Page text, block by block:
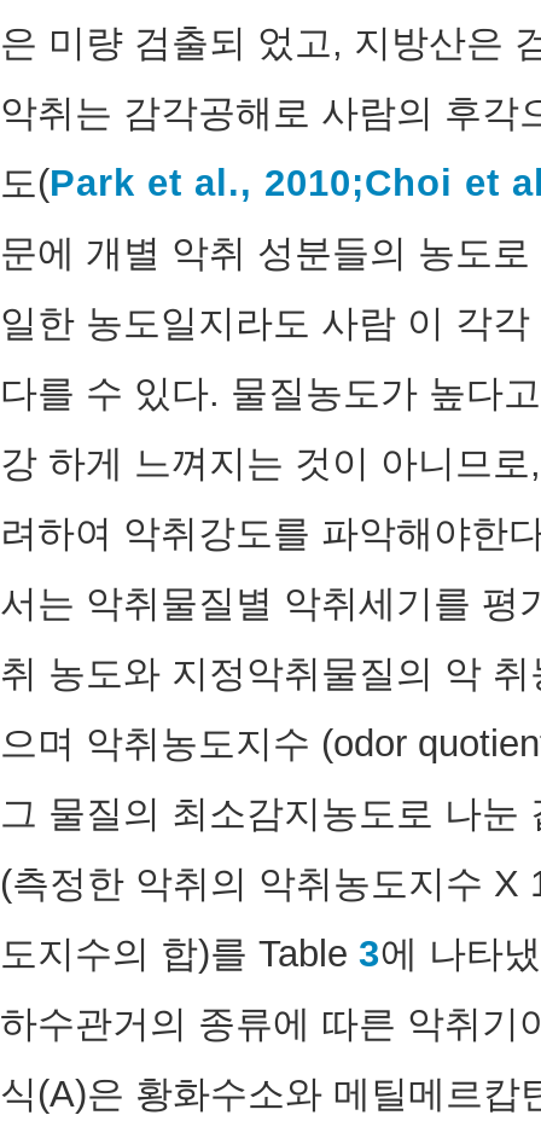
은 미량 검출되 었고, 지방산은
악취는 감각공해로 사람의 후각
도(Park et al., 2010;Choi et
문에 개별 악취 성분들의 농도
일한 농도일지라도 사람 이 각
다를 수 있다. 물질농도가 높다
강 하게 느껴지는 것이 아니므
려하여 악취강도를 파악해야한
서는 악취물질별 악취세기를 평
취 농도와 지정악취물질의 악
으며 악취농도지수 (odor
그 물질의 최소감지농도로 나눈
(측정한 악취의 악취농도지수 X
도지수의 합)를 Table 3에 나타
하수관거의 종류에 따른 악취기
식(A)은 황화수소와 메틸메르